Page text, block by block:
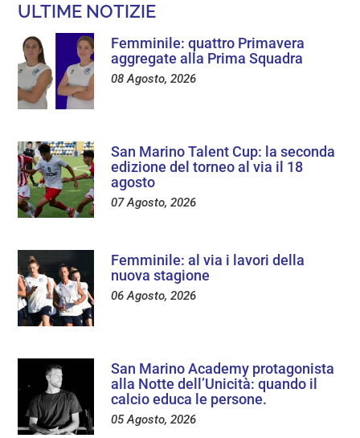
ULTIME NOTIZIE
Femminile: quattro Primavera
aggregate alla Prima Squadra
08 Agosto, 2026
San Marino Talent Cup: la seconda
edizione del torneo al via il 18
agosto
07 Agosto, 2026
Femminile: al via i lavori della
nuova stagione
06 Agosto, 2026
San Marino Academy protagonista
alla Notte dell’Unicità: quando il
calcio educa le persone.
05 Agosto, 2026